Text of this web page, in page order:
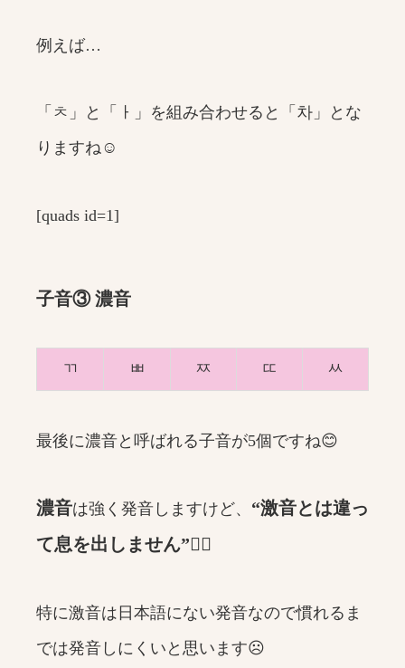
例えば…
「ㅊ」と「ㅏ」を組み合わせると「차」とな
りますね☺️
[quads id=1]
子音③ 濃音
ㄲ ㅃ ㅉ ㄸ ㅆ
最後に濃音と呼ばれる子音が5個ですね😊
濃音は強く発音しますけど、 “激音とは違っ
て息を出しません”🙅‍♀️
特に激音は日本語にない発音なので慣れるま
では発音しにくいと思います☹️